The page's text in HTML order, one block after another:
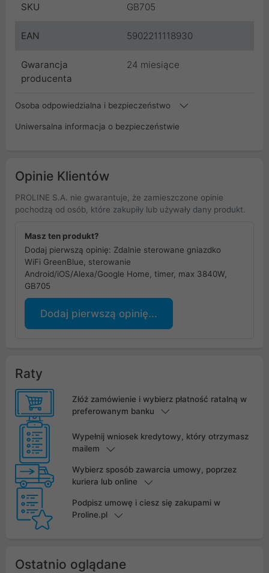
SKU GB705
EAN 5902211118930
Gwarancja
producenta
24 miesiące
Osoba odpowiedzialna i bezpieczeństwo
Uniwersalna informacja o bezpieczeństwie
Opinie Klientów
PROLINE S.A. nie gwarantuje, że zamieszczone opinie
pochodzą od osób, które zakupiły lub używały dany produkt.
Masz ten produkt?
Dodaj pierwszą opinię: Zdalnie sterowane gniazdko
WiFi GreenBlue, sterowanie
Android/iOS/Alexa/Google Home, timer, max 3840W,
GB705
Dodaj pierwszą opinię...
Raty
Złóż zamówienie i wybierz płatność ratalną w
preferowanym banku
Wypełnij wniosek kredytowy, który otrzymasz
mailem
Wybierz sposób zawarcia umowy, poprzez
kuriera lub online
Podpisz umowę i ciesz się zakupami w
Proline.pl
Ostatnio oglądane